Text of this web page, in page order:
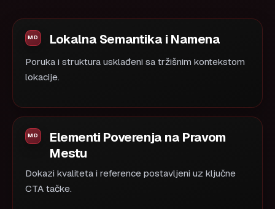
Lokalna Semantika i Namena
Poruka i struktura usklađeni sa tržišnim kontekstom
lokacije.
Elementi Poverenja na Pravom
Mestu
Dokazi kvaliteta i reference postavljeni uz ključne
CTA tačke.